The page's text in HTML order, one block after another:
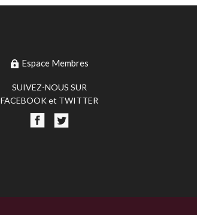
Espace Membres
SUIVEZ-NOUS SUR
FACEBOOK et TWITTER